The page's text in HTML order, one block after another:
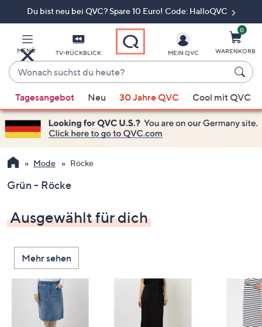
Du bist neu bei QVC? Spare 10 Euro! Code: HalloQVC
MENÜ TV-RÜCKBLICK
Wonach
suchst
du
heute?
Vorschläge
verfügbar
sind,
verwenden
Sie
Pfeiltasten
oben
und
nach
unten
oder
wischen
MEIN QVC
0
WARENKORB
Tagesangebot Neu 30 Jahre QVC Cool mit QVC
Mode Röcke
Grün - Röcke
Ausgewählt für dich
Mehr sehen